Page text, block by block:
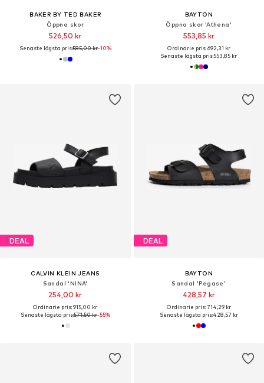
BAKER BY TED BAKER
Öppna skor
526,50 kr
Senaste lägsta pris:585,00 kr-10%
BAYTON
Öppna skor 'Athena'
553,85 kr
Ordinarie pris: 692,31 kr
Senaste lägsta pris:553,85 kr
DEAL
CALVIN KLEIN JEANS
Sandal 'NINA'
254,00 kr
Ordinarie pris: 915,00 kr
Senaste lägsta pris:571,50 kr-55%
DEAL
BAYTON
Sandal 'Pegase'
428,57 kr
Ordinarie pris: 714,29 kr
Senaste lägsta pris:428,57 kr